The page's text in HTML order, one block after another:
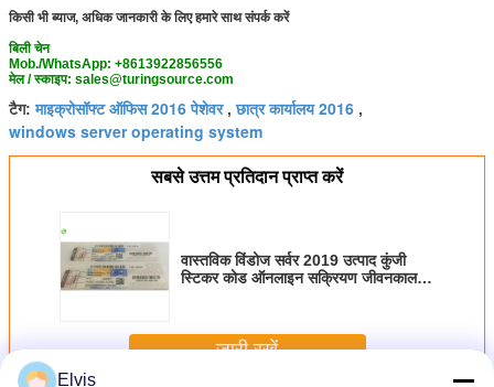
किसी भी ब्याज, अधिक जानकारी के लिए हमारे साथ संपर्क करें
बिली चेन
Mob./WhatsApp: +8613922856556
मेल / स्काइप: sales@turingsource.com
टैग:माइक्रोसॉफ्ट ऑफिस 2016 पेशेवर,छात्र कार्यालय 2016 ,
windows server operating system
सबसे उत्तम प्रतिदान प्राप्त करें
वास्तविक विंडोज सर्वर 2019 उत्पाद कुंजी
स्टिकर कोड ऑनलाइन सक्रियण जीवनकाल
जारी रखें
Elvis